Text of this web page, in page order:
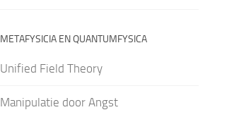
METAFYSICIA EN QUANTUMFYSICA
Unified Field Theory
Manipulatie door Angst